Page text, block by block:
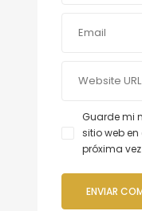
Guarde mi
sitio web
próxima